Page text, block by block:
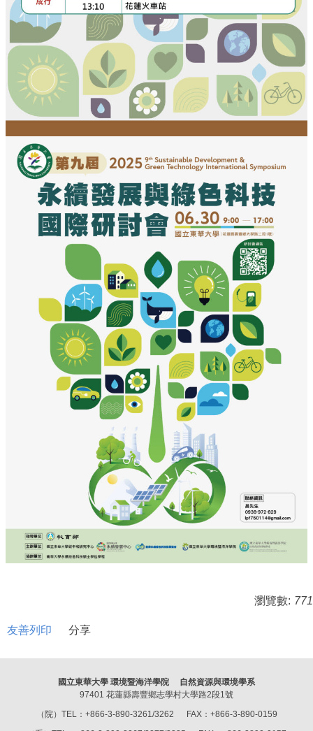
瀏覽數: 771
友善列印 分享
國立東華大學 環境暨海洋學院 自然資源與環境學系
97401 花蓮縣壽豐鄉志學村大學路2段1號
（院）TEL：+866-3-890-3261/3262 FAX：+866-3-890-0159